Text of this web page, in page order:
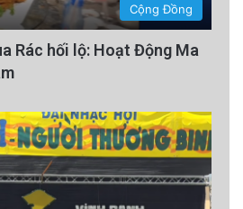
Cộng Đồng
Rác hối lộ: Hoạt Động Ma